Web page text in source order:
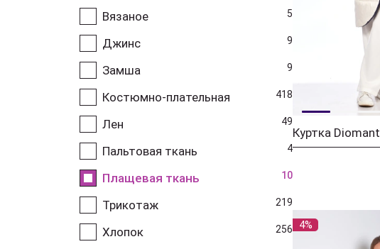
Вязаное 5
Джинс 9
Замша 9
Костюмно-плательная 418
Лен 49
Пальтовая ткань 4
Плащевая ткань 10
Трикотаж 219
Хлопок 256 4%